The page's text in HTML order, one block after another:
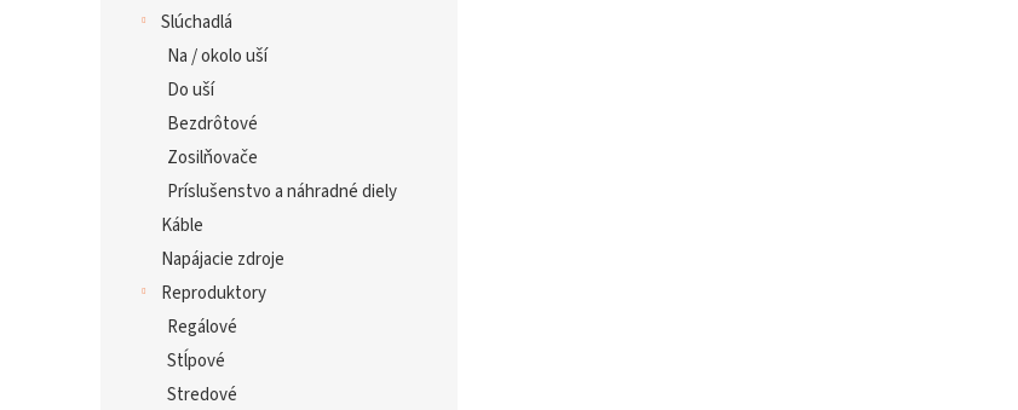
Slúchadlá
Na / okolo uší
Do uší
Bezdrôtové
Zosilňovače
Príslušenstvo a náhradné diely
Káble
Napájacie zdroje
Reproduktory
Regálové
Stĺpové
Stredové